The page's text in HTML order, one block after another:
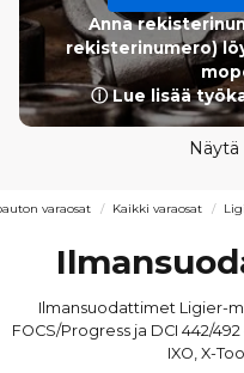
Anna
rekisterinumero)
ⓘ Lue lisää
varaosat Kaikki varaosat
Ilmansuodattimet Ligier-
FOCS/Progress ja DCI 442/
IXO, X-